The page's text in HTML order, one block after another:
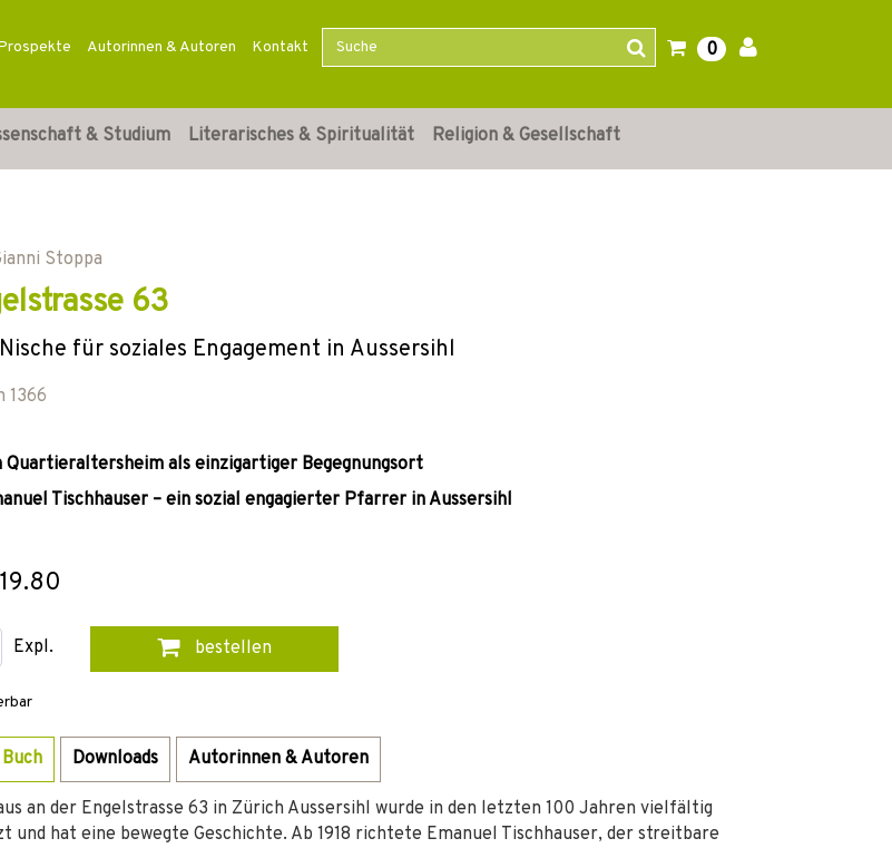
Autorinnen & Autoren Kontakt 0
& Studium Literarisches & Spiritualität Religion & Gesellschaft
Stoppa
63
für soziales Engagement in Aussersihl
1366
Quartieraltersheim als einzigartiger Begegnungsort
Tischhauser – ein sozial engagierter Pfarrer in Aussersihl
Expl. bestellen
Downloads Autorinnen & Autoren
an der Engelstrasse 63 in Zürich Aussersihl wurde in den letzten 100 Jahren vielfältig
und hat eine bewegte Geschichte. Ab 1918 richtete Emanuel Tischhauser, der streitbare